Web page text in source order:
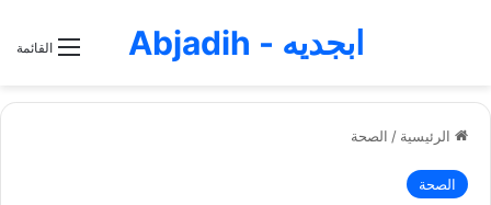
القائمة ابجديه - Abjadih
الرئيسية / الصحة
الصحة